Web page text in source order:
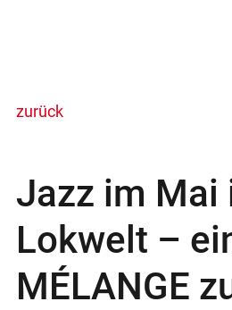
zurück
Jazz im Mai
Lokwelt –
MÉLANGE